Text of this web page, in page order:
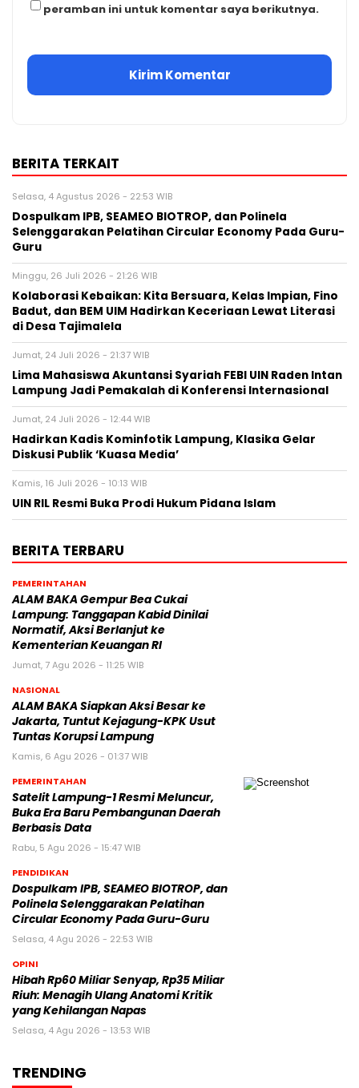
peramban ini untuk komentar saya berikutnya.
BERITA TERKAIT
Selasa, 4 Agustus 2026 - 22:53 WIB
Dospulkam IPB, SEAMEO BIOTROP, dan Polinela
Selenggarakan Pelatihan Circular Economy Pada Guru-
Guru
Minggu, 26 Juli 2026 - 21:26 WIB
Kolaborasi Kebaikan: Kita Bersuara, Kelas Impian, Fino
Badut, dan BEM UIM Hadirkan Keceriaan Lewat Literasi
di Desa Tajimalela
Jumat, 24 Juli 2026 - 21:37 WIB
Lima Mahasiswa Akuntansi Syariah FEBI UIN Raden Intan
Lampung Jadi Pemakalah di Konferensi Internasional
Jumat, 24 Juli 2026 - 12:44 WIB
Hadirkan Kadis Kominfotik Lampung, Klasika Gelar
Diskusi Publik ‘Kuasa Media’
Kamis, 16 Juli 2026 - 10:13 WIB
UIN RIL Resmi Buka Prodi Hukum Pidana Islam
BERITA TERBARU
PEMERINTAHAN
ALAM BAKA Gempur Bea Cukai
Lampung: Tanggapan Kabid Dinilai
Normatif, Aksi Berlanjut ke
Kementerian Keuangan RI
Jumat, 7 Agu 2026 - 11:25 WIB
NASIONAL
ALAM BAKA Siapkan Aksi Besar ke
Jakarta, Tuntut Kejagung-KPK Usut
Tuntas Korupsi Lampung
Kamis, 6 Agu 2026 - 01:37 WIB
PEMERINTAHAN
Satelit Lampung-1 Resmi Meluncur,
Buka Era Baru Pembangunan Daerah
Berbasis Data
Rabu, 5 Agu 2026 - 15:47 WIB
PENDIDIKAN
Dospulkam IPB, SEAMEO BIOTROP, dan
Polinela Selenggarakan Pelatihan
Circular Economy Pada Guru-Guru
Selasa, 4 Agu 2026 - 22:53 WIB
OPINI
Hibah Rp60 Miliar Senyap, Rp35 Miliar
Riuh: Menagih Ulang Anatomi Kritik
yang Kehilangan Napas
Selasa, 4 Agu 2026 - 13:53 WIB
TRENDING